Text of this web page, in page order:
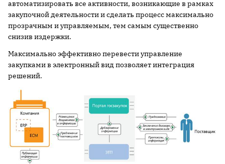
автоматизировать все активности, возникающие в рамках
закупочной деятельности и сделать процесс максимально
прозрачным и управляемым, тем самым существенно
снизив издержки.
Максимально эффективно перевести управление
закупками в электронный вид позволяет интеграция
решений.